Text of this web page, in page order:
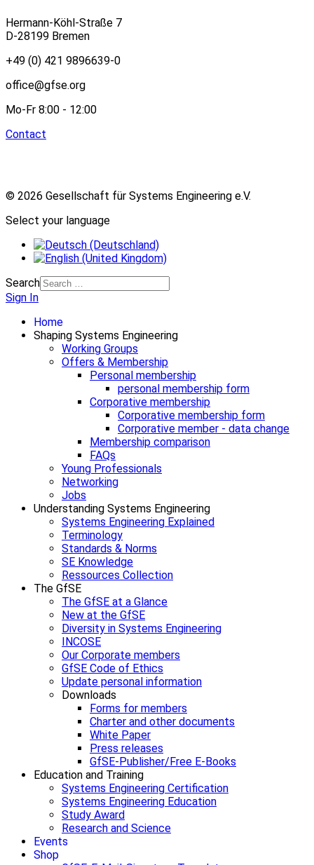
Hermann-Köhl-Straße 7
D-28199 Bremen
+49 (0) 421 9896639-0
office@gfse.org
Mo-Fr 8:00 - 12:00
Contact
© 2026 Gesellschaft für Systems Engineering e.V.
Select your language
Search
Sign In
Home
Shaping Systems Engineering
Working Groups
Offers & Membership
Personal membership
personal membership form
Corporative membership
Corporative membership form
Corporative member - data change
Membership comparison
FAQs
Young Professionals
Networking
Jobs
Understanding Systems Engineering
Systems Engineering Explained
Terminology
Standards & Norms
SE Knowledge
Ressources Collection
The GfSE
The GfSE at a Glance
New at the GfSE
Diversity in Systems Engineering
INCOSE
Our Corporate members
GfSE Code of Ethics
Update personal information
Downloads
Forms for members
Charter and other documents
White Paper
Press releases
GfSE-Publisher/Free E-Books
Education and Training
Systems Engineering Certification
Systems Engineering Education
Study Award
Research and Science
Events
Shop